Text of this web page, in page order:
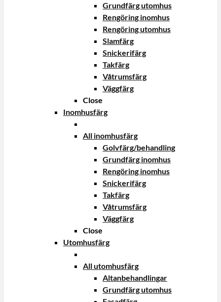
Grundfärg utomhus
Rengöring inomhus
Rengöring utomhus
Slamfärg
Snickerifärg
Takfärg
Våtrumsfärg
Väggfärg
Close
Inomhusfärg
All inomhusfärg
Golvfärg/behandling
Grundfärg inomhus
Rengöring inomhus
Snickerifärg
Takfärg
Våtrumsfärg
Väggfärg
Close
Utomhusfärg
All utomhusfärg
Altanbehandlingar
Grundfärg utomhus